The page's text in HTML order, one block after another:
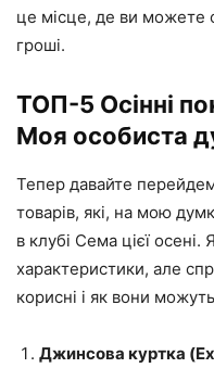
це місце, де ви можете
гроші.
ТОП-5 Осінні
Моя особиста
Тепер давайте
товарів, які, на мою
в клубі Сема цієї
характеристики, але
корисні і як вони
Джинсова куртка